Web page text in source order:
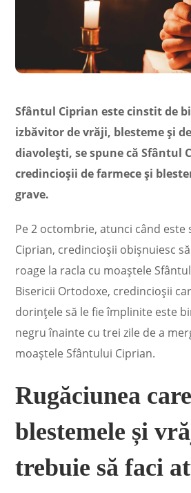
Sfântul Ciprian este cinstit de
izbăvitor de vrăji, blesteme și
diavolești, se spune că Sfântul
credincioșii de farmece și
grave.
Pe 2 octombrie, atunci când
Ciprian, credincioșii obișnuiesc
roage la racla cu moaștele
Bisericii Ortodoxe, credincioșii
dorințele să le fie împlinite este
negru înainte cu trei zile de a
moaștele Sfântului Ciprian.
Rugăciunea
blestemele și
trebuie să faci